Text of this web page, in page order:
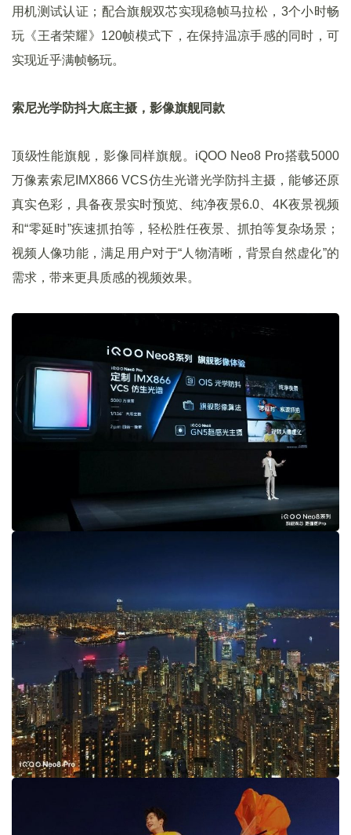
用机测试认证；配合旗舰双芯实现稳帧马拉松，3个小时畅
玩《王者荣耀》120帧模式下，在保持温凉手感的同时，可
实现近乎满帧畅玩。
索尼光学防抖大底主摄，影像旗舰同款
顶级性能旗舰，影像同样旗舰。iQOO Neo8 Pro搭载5000
万像素索尼IMX866 VCS仿生光谱光学防抖主摄，能够还原
真实色彩，具备夜景实时预览、纯净夜景6.0、4K夜景视频
和“零延时”疾速抓拍等，轻松胜任夜景、抓拍等复杂场景；
视频人像功能，满足用户对于“人物清晰，背景自然虚化”的
需求，带来更具质感的视频效果。